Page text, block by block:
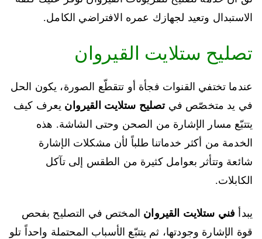
الاستبدال وتعيد لجهازك عمره الافتراضي الكامل.
تصليح ستلايت القيروان
عندما تختفي القنوات فجأة أو تتقطّع الصورة، يكون الحل
في يد متخصّص فيتصليح ستلايت القيروان يعرف كيف
يتتبّع مسار الإشارة من الصحن وحتى الشاشة. هذه
الخدمة من أكثر خدماتنا طلباً لأن مشكلات الإشارة
شائعة وتتأثر بعوامل كثيرة من الطقس إلى تآكل
الكابلات.
يبدأ فني ستلايت القيروان المختص في التصليح بفحص
قوة الإشارة وجودتها، ثم يتتبّع الأسباب المحتملة واحداً تلو